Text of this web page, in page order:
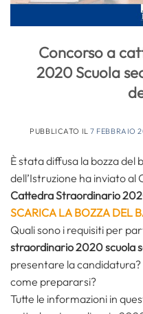
Concorso a
2020 Scuola
PUBBLICATO IL7 FEBBRAIO
È stata diffusa la bozza del
dell’Istruzione ha inviato al
Cattedra Straordinario
SCARICA LA BOZZA DEL
Quali sono i requisiti per
straordinario 2020 scuola
presentare la
come prepararsi?
Tutte le informazioni in